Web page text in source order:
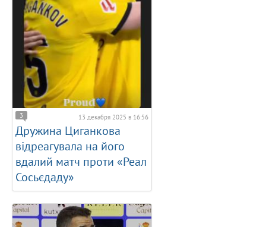
3 13 декабря 2025 в 16:56
Дружина Циганкова
відреагувала на його
вдалий матч проти «Реал
Сосьєдаду»